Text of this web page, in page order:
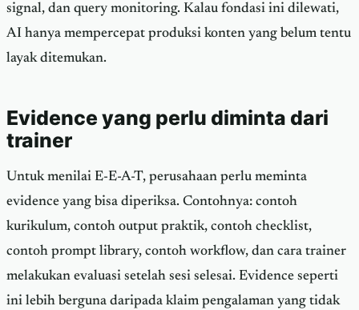
signal, dan query monitoring. Kalau fondasi ini dilewati,
AI hanya mempercepat produksi konten yang belum tentu
layak ditemukan.
Evidence yang perlu diminta dari
trainer
Untuk menilai E-E-A-T, perusahaan perlu meminta
evidence yang bisa diperiksa. Contohnya: contoh
kurikulum, contoh output praktik, contoh checklist,
contoh prompt library, contoh workflow, dan cara trainer
melakukan evaluasi setelah sesi selesai. Evidence seperti
ini lebih berguna daripada klaim pengalaman yang tidak